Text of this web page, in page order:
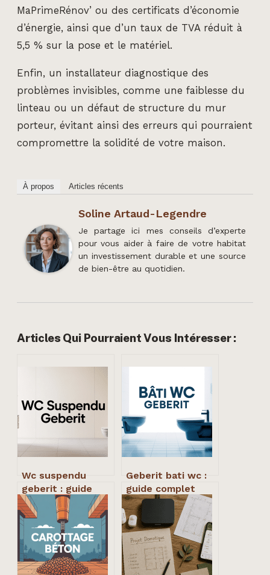
MaPrimeRénov’ ou des certificats d’économie
d’énergie, ainsi que d’un taux de TVA réduit à
5,5 % sur la pose et le matériel.
Enfin, un installateur diagnostique des
problèmes invisibles, comme une faiblesse du
linteau ou un défaut de structure du mur
porteur, évitant ainsi des erreurs qui pourraient
compromettre la solidité de votre maison.
À propos Articles récents
Soline Artaud-Legendre
Je partage ici mes conseils d’experte
pour vous aider à faire de votre habitat
un investissement durable et une source
de bien-être au quotidien.
Articles Qui Pourraient Vous Intéresser :
Wc suspendu
geberit : guide
complet pour bien
choisir et poser
Geberit bati wc :
guide complet
pour bien choisir
et bien poser